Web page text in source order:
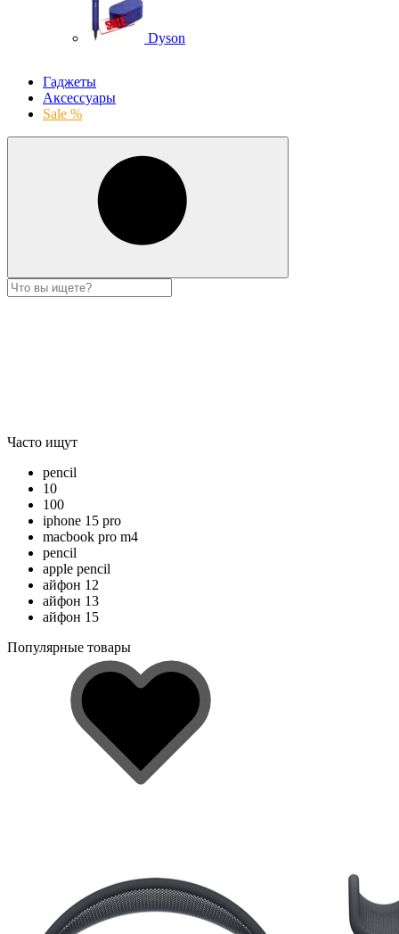
Dyson
Гаджеты
Аксессуары
Sale %
Часто ищут
pencil
10
100
iphone 15 pro
macbook pro m4
pencil
apple pencil
айфон 12
айфон 13
айфон 15
Популярные товары